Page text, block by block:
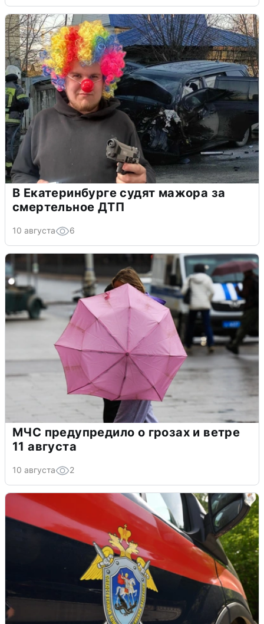
В Екатеринбурге судят мажора за
смертельное ДТП
10 августа 6
МЧС предупредило о грозах и ветре
11 августа
10 августа 2